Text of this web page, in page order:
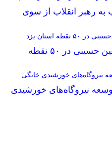
رهبر انقلاب از سوی
برگزاری پیاده روی اربعین حسینی در ۵۰ نقطه
نیروگاه‌های خورشیدی